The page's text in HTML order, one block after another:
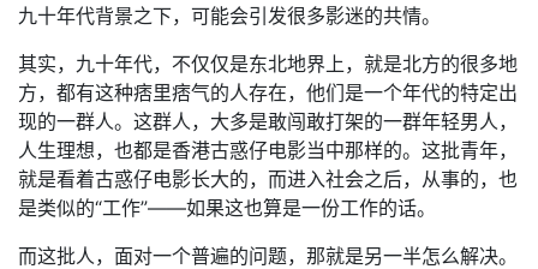
九十年代背景之下，可能会引发很多影迷的共情。
其实，九十年代，不仅仅是东北地界上，就是北方的很多地
方，都有这种痞里痞气的人存在，他们是一个年代的特定出
现的一群人。这群人，大多是敢闯敢打架的一群年轻男人，
人生理想，也都是香港古惑仔电影当中那样的。这批青年，
就是看着古惑仔电影长大的，而进入社会之后，从事的，也
是类似的“工作”——如果这也算是一份工作的话。
而这批人，面对一个普遍的问题，那就是另一半怎么解决。